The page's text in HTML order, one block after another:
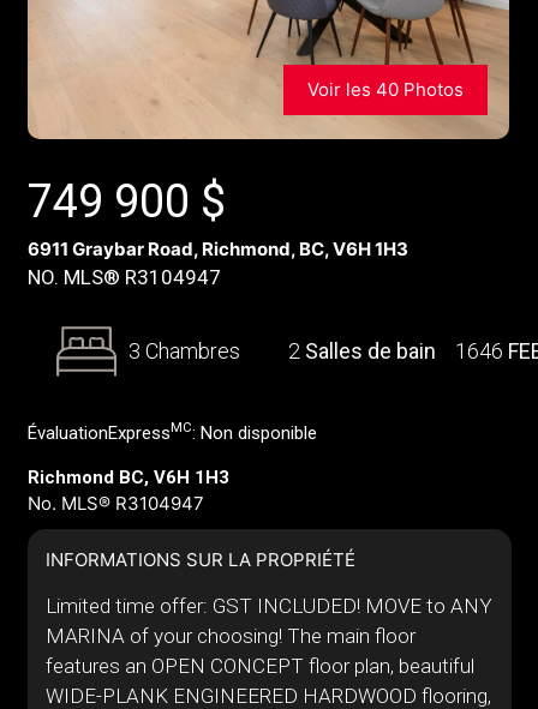
Voir les 40 Photos
749 900 $
6911 Graybar Road, Richmond, BC, V6H 1H3
NO. MLS® R3104947
3 Chambres 2 Salles de bain 1646
ÉvaluationExpress MC: Non disponible
Richmond BC, V6H 1H3
No. MLS® R3104947
INFORMATIONS SUR LA PROPRIÉTÉ
Limited time offer: GST INCLUDED! MOVE to ANY
MARINA of your choosing! The main floor
features an OPEN CONCEPT floor plan, beautiful
WIDE-PLANK ENGINEERED HARDWOOD flooring,